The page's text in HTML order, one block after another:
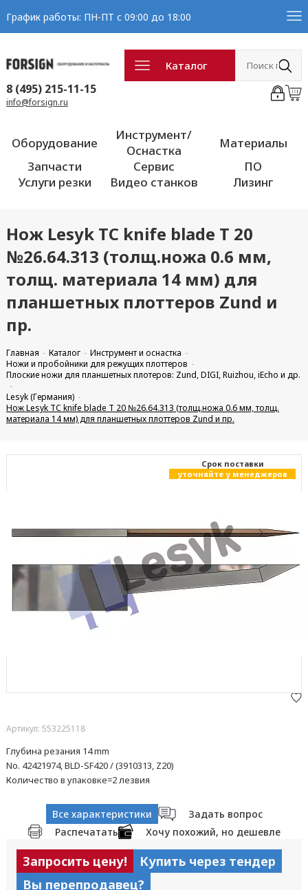
График работы: ПН-ПТ с 09:00 до 18:00
Каталог
8 (495) 215-11-15
info@forsign.ru
Оборудование
Инструмент/
Оснастка
Материалы
Запчасти
Сервис
ПО
Услуги резки
Видео станков Лизинг
Нож Lesyk TC knife blade T 20
№26.64.313 (толщ.ножа 0.6 мм,
толщ. материала 14 мм) для
планшетных плоттеров Zund и
пр.
Главная Каталог
Инструмент и оснастка
Ножи и пробойники для режущих плоттеров
Плоские ножи для планшетных плотеров: Zund, DIGI, Ruizhou, iEcho и др.
Lesyk (Германия)
Нож Lesyk TC knife blade T 20 №26.64.313 (толщ.ножа 0.6 мм, толщ.
материала 14 мм) для планшетных плоттеров Zund и пр.
Cрок поставки
уточняйте у менеджеров
Артикул: 553225118
Глубина резания 14 mm
No. 42421974, BLD-SF420 / (3910313, Z20)
Количество в упаковке=2 лезвия
Все характеристики
Задать вопрос
Распечатать
Хочу похожий, но дешевле
Запросить цену!
Купить через тендер
Вы перепродавец?